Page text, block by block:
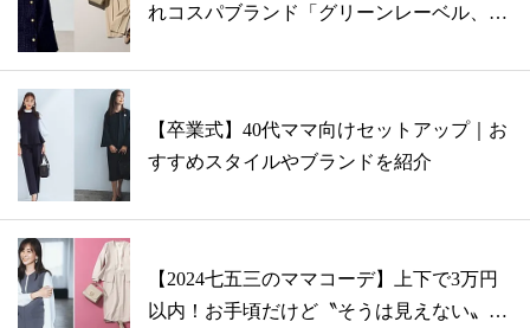
れコスパブランド「グリーンレーベル、
【卒業式】40代ママ向けセットアップ｜お
すすめスタイルやブランドを紹介
【2024七五三のママコーデ】上下で3万円
以内！お手頃だけど〝そうは見えない〟